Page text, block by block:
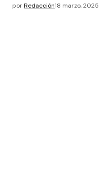
porRedacción18 marzo, 2025